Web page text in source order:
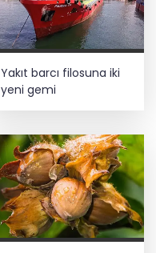
Yakıt barcı filosuna iki
yeni gemi